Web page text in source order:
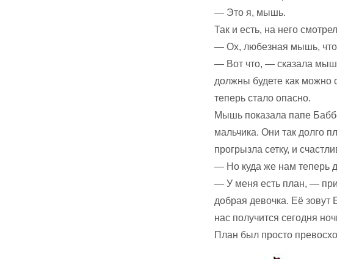
— Это я, мышь.
Так и есть, на него
— Ох, любезная мышь, что
— Вот что, — сказала
должны будете как можно
теперь стало опасно.
Мышь показала папе
мальчика. Они так долго
прогрызла сетку, и
— Но куда же нам теперь
— У меня есть план, —
добрая девочка. Её зовут
нас получится сегодня
План был просто